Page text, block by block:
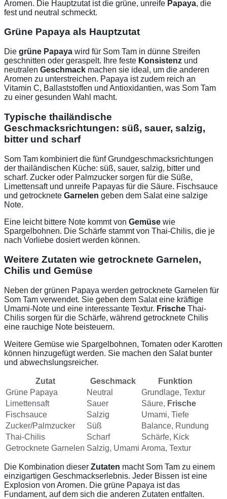
Aromen. Die Hauptzutat ist die grüne, unreife Papaya, die
fest und neutral schmeckt.
Grüne Papaya als Hauptzutat
Die grüne Papaya wird für Som Tam in dünne Streifen
geschnitten oder geraspelt. Ihre feste Konsistenz und
neutralen Geschmack machen sie ideal, um die anderen
Aromen zu unterstreichen. Papaya ist zudem reich an
Vitamin C, Ballaststoffen und Antioxidantien, was Som Tam
zu einer gesunden Wahl macht.
Typische thailändische
Geschmacksrichtungen: süß, sauer, salzig,
bitter und scharf
Som Tam kombiniert die fünf Grundgeschmacksrichtungen
der thailändischen Küche: süß, sauer, salzig, bitter und
scharf. Zucker oder Palmzucker sorgen für die Süße,
Limettensaft und unreife Papayas für die Säure. Fischsauce
und getrocknete Garnelen geben dem Salat eine salzige
Note.
Eine leicht bittere Note kommt von Gemüse wie
Spargelbohnen. Die Schärfe stammt von Thai-Chilis, die je
nach Vorliebe dosiert werden können.
Weitere Zutaten wie getrocknete Garnelen,
Chilis und Gemüse
Neben der grünen Papaya werden getrocknete Garnelen für
Som Tam verwendet. Sie geben dem Salat eine kräftige
Umami-Note und eine interessante Textur. Frische Thai-
Chilis sorgen für die Schärfe, während getrocknete Chilis
eine rauchige Note beisteuern.
Weitere Gemüse wie Spargelbohnen, Tomaten oder Karotten
können hinzugefügt werden. Sie machen den Salat bunter
und abwechslungsreicher.
Zutat Geschmack
Funktion
Grüne Papaya
Neutral
Grundlage, Textur
Limettensaft
Sauer Säure, Frische
Fischsauce
Salzig
Umami, Tiefe
Zucker/Palmzucker
Süß
Balance, Rundung
Thai-Chilis
Scharf
Schärfe, Kick
Getrocknete Garnelen Salzig, Umami Aroma, Textur
Die Kombination dieser Zutaten macht Som Tam zu einem
einzigartigen Geschmackserlebnis. Jeder Bissen ist eine
Explosion von Aromen. Die grüne Papaya ist das
Fundament, auf dem sich die anderen Zutaten entfalten.